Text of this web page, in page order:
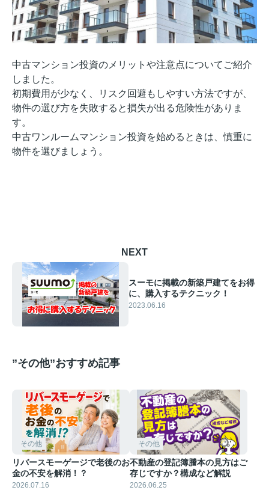
中古マンション投資のメリットや注意点についてご紹介
しました。
初期費用が少なく、リスク回避もしやすい方法ですが、
物件の選び方を失敗すると損失が出る危険性がありま
す。
中古ワンルームマンション投資を始めるときは、慎重に
物件を選びましょう。
NEXT
スーモに掲載の新築戸建てをお得
に、購入するテクニック！
2023.06.16
”その他”おすすめ記事
その他
リバースモーゲージで老後のお
金の不安を解消！？
2026.07.16
その他
不動産の登記簿謄本の見方はご
存じですか？構成など解説
2026.06.25